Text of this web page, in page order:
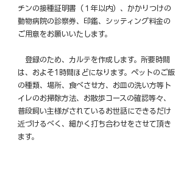
チンの接種証明書（１年以内）、かかりつけの
動物病院の診察券、印鑑、シッティング料金の
ご用意をお願いいたします。
登録のため、カルテを作成します。所要時間
は、およそ1時間ほどになります。ペットのご飯
の種類、場所、食べさせ方、お皿の洗い方等​ト
イレのお掃除方法、お散歩コースの確認等々、
普段飼い主様がされているお世話にできるだけ
近づけるべく、細かく打ち合わせをさせて頂き
ます。